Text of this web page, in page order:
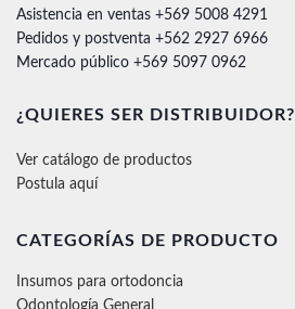
Asistencia en ventas +569 5008 4291
Pedidos y postventa +562 2927 6966
Mercado público +569 5097 0962
¿QUIERES SER DISTRIBUIDOR?
Ver catálogo de productos
Postula aquí
CATEGORÍAS DE PRODUCTO
Insumos para ortodoncia
Odontología General